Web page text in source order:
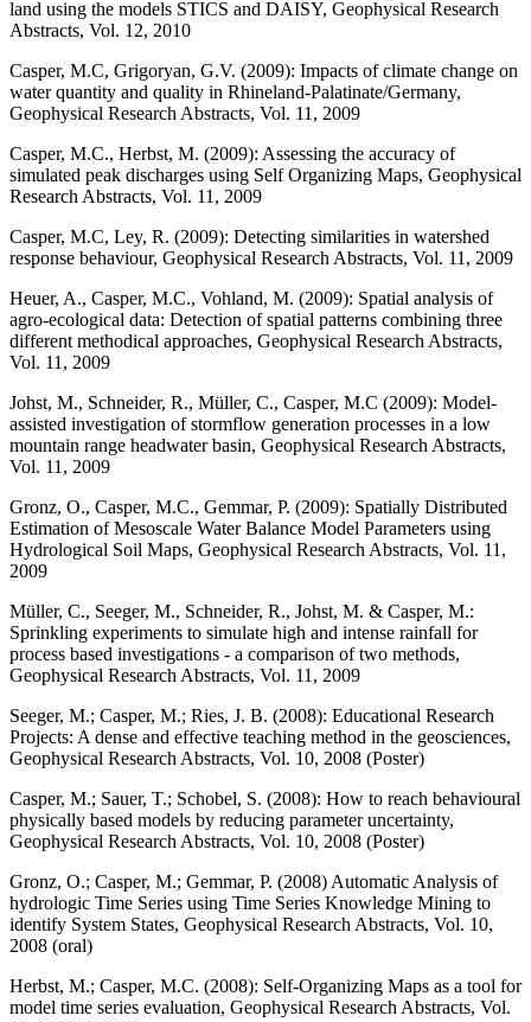
land using the models STICS and DAISY, Geophysical Research
Abstracts, Vol. 12, 2010
Casper, M.C, Grigoryan, G.V. (2009): Impacts of climate change on
water quantity and quality in Rhineland-Palatinate/Germany,
Geophysical Research Abstracts, Vol. 11, 2009
Casper, M.C., Herbst, M. (2009): Assessing the accuracy of
simulated peak discharges using Self Organizing Maps, Geophysical
Research Abstracts, Vol. 11, 2009
Casper, M.C, Ley, R. (2009): Detecting similarities in watershed
response behaviour, Geophysical Research Abstracts, Vol. 11, 2009
Heuer, A., Casper, M.C., Vohland, M. (2009): Spatial analysis of
agro-ecological data: Detection of spatial patterns combining three
different methodical approaches, Geophysical Research Abstracts,
Vol. 11, 2009
Johst, M., Schneider, R., Müller, C., Casper, M.C (2009): Model-
assisted investigation of stormflow generation processes in a low
mountain range headwater basin, Geophysical Research Abstracts,
Vol. 11, 2009
Gronz, O., Casper, M.C., Gemmar, P. (2009): Spatially Distributed
Estimation of Mesoscale Water Balance Model Parameters using
Hydrological Soil Maps, Geophysical Research Abstracts, Vol. 11,
2009
Müller, C., Seeger, M., Schneider, R., Johst, M. & Casper, M.:
Sprinkling experiments to simulate high and intense rainfall for
process based investigations - a comparison of two methods,
Geophysical Research Abstracts, Vol. 11, 2009
Seeger, M.; Casper, M.; Ries, J. B. (2008): Educational Research
Projects: A dense and effective teaching method in the geosciences,
Geophysical Research Abstracts, Vol. 10, 2008 (Poster)
Casper, M.; Sauer, T.; Schobel, S. (2008): How to reach behavioural
physically based models by reducing parameter uncertainty,
Geophysical Research Abstracts, Vol. 10, 2008 (Poster)
Gronz, O.; Casper, M.; Gemmar, P. (2008) Automatic Analysis of
hydrologic Time Series using Time Series Knowledge Mining to
identify System States, Geophysical Research Abstracts, Vol. 10,
2008 (oral)
Herbst, M.; Casper, M.C. (2008): Self-Organizing Maps as a tool for
model time series evaluation, Geophysical Research Abstracts, Vol.